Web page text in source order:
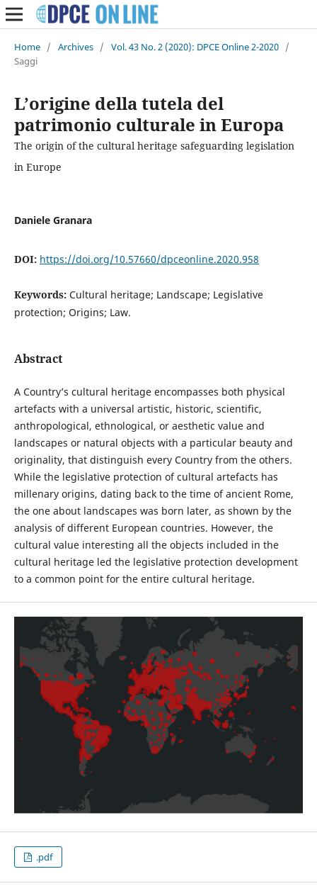
Home / Archives / Vol. 43 No. 2 (2020): DPCE Online 2-2020 /
Saggi
L’origine della tutela del
patrimonio culturale in Europa
The origin of the cultural heritage safeguarding legislation
in Europe
Daniele Granara
DOI: https://doi.org/10.57660/dpceonline.2020.958
Keywords: Cultural heritage; Landscape; Legislative
protection; Origins; Law.
Abstract
A Country’s cultural heritage encompasses both physical
artefacts with a universal artistic, historic, scientific,
anthropological, ethnological, or aesthetic value and
landscapes or natural objects with a particular beauty and
originality, that distinguish every Country from the others.
While the legislative protection of cultural artefacts has
millenary origins, dating back to the time of ancient Rome,
the one about landscapes was born later, as shown by the
analysis of different European countries. However, the
cultural value interesting all the objects included in the
cultural heritage led the legislative protection development
to a common point for the entire cultural heritage.
.pdf